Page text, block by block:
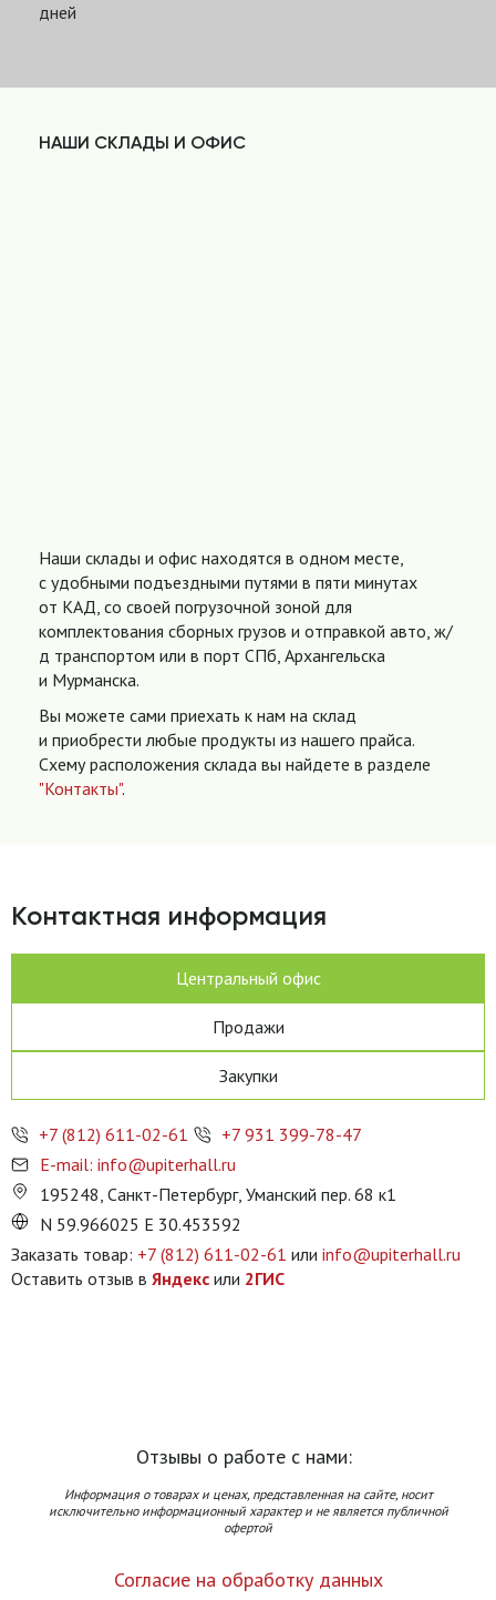
дней
НАШИ СКЛАДЫ И ОФИС
Наши склады и офис находятся в одном месте,
с удобными подъездными путями в пяти минутах
от КАД, со своей погрузочной зоной для
комплектования сборных грузов и отправкой авто, ж/
д транспортом или в порт СПб, Архангельска
и Мурманска.
Вы можете сами приехать к нам на склад
и приобрести любые продукты из нашего прайса.
Схему расположения склада вы найдете в разделе
"Контакты".
Контактная информация
Центральный офис
Продажи
Закупки
+7 (812) 611-02-61
+7 931 399-78-47
E-mail: info@upiterhall.ru
195248, Санкт-Петербург, Уманский пер. 68 к1
N 59.966025 E 30.453592
Заказать товар: +7 (812) 611-02-61 или info@upiterhall.ru
Оставить отзыв в Яндекс или 2ГИС
Отзывы о работе с нами:
Информация о товарах и ценах, представленная на сайте, носит
исключительно информационный характер и не является публичной
офертой
Согласие на обработку данных